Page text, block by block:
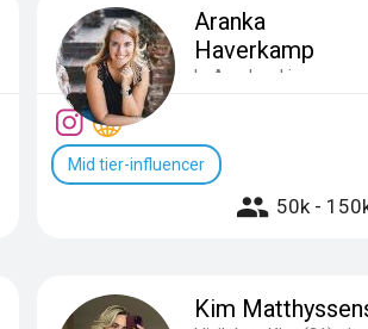
Aranka
Haverkamp
byAranka.nl is een
artikelen wat betreft
beauty...
Mid tier-influencer
50k -
Kim